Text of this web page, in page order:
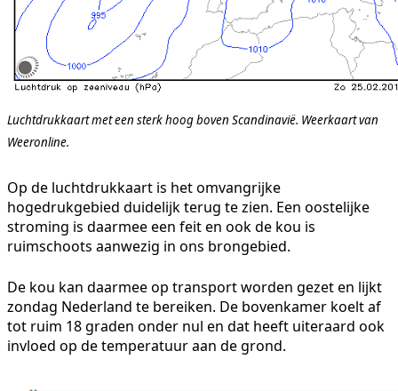
Luchtdrukkaart met een sterk hoog boven Scandinavië. Weerkaart van
Weeronline.
Op de luchtdrukkaart is het omvangrijke
hogedrukgebied duidelijk terug te zien. Een oostelijke
stroming is daarmee een feit en ook de kou is
ruimschoots aanwezig in ons brongebied.
De kou kan daarmee op transport worden gezet en lijkt
zondag Nederland te bereiken. De bovenkamer koelt af
tot ruim 18 graden onder nul en dat heeft uiteraard ook
invloed op de temperatuur aan de grond.